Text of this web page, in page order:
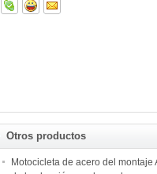
Otros productos
Motocicleta de acero del montaje